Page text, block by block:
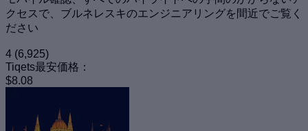
クセスで、ブルネレスキのエンジニアリングを間近でご覧く
ださい
4 (6,925)
Tiqets最安価格：
$8.08